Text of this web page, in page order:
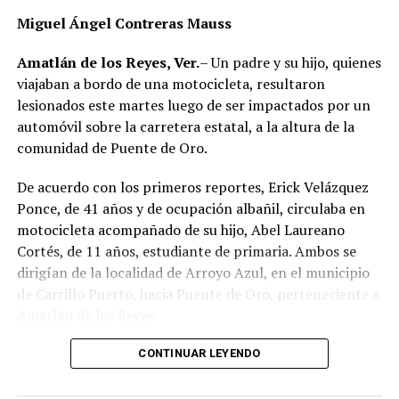
Miguel Ángel Contreras Mauss
Amatlán de los Reyes, Ver.– Un padre y su hijo, quienes
viajaban a bordo de una motocicleta, resultaron
lesionados este martes luego de ser impactados por un
automóvil sobre la carretera estatal, a la altura de la
comunidad de Puente de Oro.
De acuerdo con los primeros reportes, Erick Velázquez
Ponce, de 41 años y de ocupación albañil, circulaba en
motocicleta acompañado de su hijo, Abel Laureano
Cortés, de 11 años, estudiante de primaria. Ambos se
dirigían de la localidad de Arroyo Azul, en el municipio
de Carrillo Puerto, hacia Puente de Oro, perteneciente a
El accidente ocurrió cuando, presuntamente, un
automóvil que circulaba detrás de la motocicleta los
CONTINUAR LEYENDO